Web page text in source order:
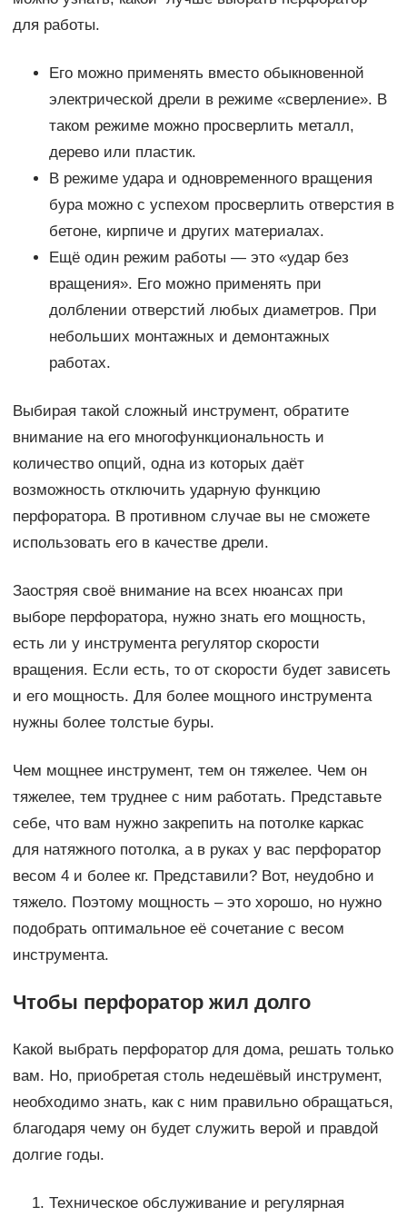
для работы.
Его можно применять вместо обыкновенной
электрической дрели в режиме «сверление». В
таком режиме можно просверлить металл,
дерево или пластик.
В режиме удара и одновременного вращения
бура можно с успехом просверлить отверстия в
бетоне, кирпиче и других материалах.
Ещё один режим работы — это «удар без
вращения». Его можно применять при
долблении отверстий любых диаметров. При
небольших монтажных и демонтажных
работах.
Выбирая такой сложный инструмент, обратите
внимание на его многофункциональность и
количество опций, одна из которых даёт
возможность отключить ударную функцию
перфоратора. В противном случае вы не сможете
использовать его в качестве дрели.
Заостряя своё внимание на всех нюансах при
выборе перфоратора, нужно знать его мощность,
есть ли у инструмента регулятор скорости
вращения. Если есть, то от скорости будет зависеть
и его мощность. Для более мощного инструмента
нужны более толстые буры.
Чем мощнее инструмент, тем он тяжелее. Чем он
тяжелее, тем труднее с ним работать. Представьте
себе, что вам нужно закрепить на потолке каркас
для натяжного потолка, а в руках у вас перфоратор
весом 4 и более кг. Представили? Вот, неудобно и
тяжело. Поэтому мощность – это хорошо, но нужно
подобрать оптимальное её сочетание с весом
инструмента.
Чтобы перфоратор жил долго
Какой выбрать перфоратор для дома, решать только
вам. Но, приобретая столь недешёвый инструмент,
необходимо знать, как с ним правильно обращаться,
благодаря чему он будет служить верой и правдой
долгие годы.
Техническое обслуживание и регулярная